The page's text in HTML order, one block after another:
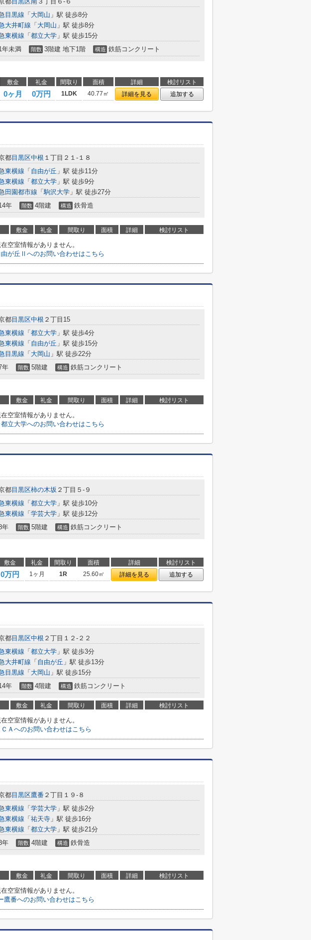
目黒線 「 大岡山 」駅 徒歩8分
大井町線 「 大岡山 」駅 徒歩8分
東横線 「 都立大学 」駅 徒歩15分
年未満 階数 3階建 地下1階 構造 鉄筋コンクリート
敷金 礼金 間取り 面積 詳細
検討リスト
0ヶ月 0万円 1LDK 40.77㎡ 詳細を見る 追加する
都目黒区中根 １丁目２１-１８
東横線 「 自由が丘 」駅 徒歩11分
東横線 「 都立大学 」駅 徒歩9分
田園都市線 「駒沢大学 」駅 徒歩27分
年 階数 4階建 構造 鉄骨造
敷金 礼金 間取り 面積 詳細 検討リスト
空室情報がありません。
由が丘Ⅱへのお問い合わせはこちら
都目黒区中根 ２丁目15
東横線 「 都立大学 」駅 徒歩4分
東横線 「 自由が丘 」駅 徒歩15分
目黒線 「 大岡山 」駅 徒歩22分
年 階数 5階建 構造 鉄筋コンクリート
敷金 礼金 間取り 面積 詳細 検討リスト
空室情報がありません。
立大学へのお問い合わせはこちら
都目黒区柿の木坂 ２丁目５-９
東横線 「 都立大学 」駅 徒歩10分
東横線 「 学芸大学 」駅 徒歩12分
年 階数 5階建 構造 鉄筋コンクリート
敷金 礼金 間取り 面積 詳細
検討リスト
0万円 1ヶ月 1R 25.60㎡ 詳細を見る 追加する
都目黒区中根 ２丁目１２-２２
東横線 「 都立大学 」駅 徒歩3分
大井町線 「 自由が丘 」駅 徒歩13分
目黒線 「 大岡山 」駅 徒歩15分
年 階数 4階建 構造 鉄筋コンクリート
敷金 礼金 間取り 面積 詳細 検討リスト
空室情報がありません。
ＣＡへのお問い合わせはこちら
都目黒区鷹番 ２丁目１９-８
東横線 「 学芸大学 」駅 徒歩2分
東横線 「 祐天寺 」駅 徒歩16分
東横線 「 都立大学 」駅 徒歩21分
年 階数 4階建 構造 鉄骨造
敷金 礼金 間取り 面積 詳細 検討リスト
空室情報がありません。
鷹番へのお問い合わせはこちら